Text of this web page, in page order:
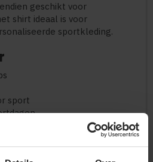
geschikt voor
shirt ideaal is voor
sportkleding.
sport
kenmerken